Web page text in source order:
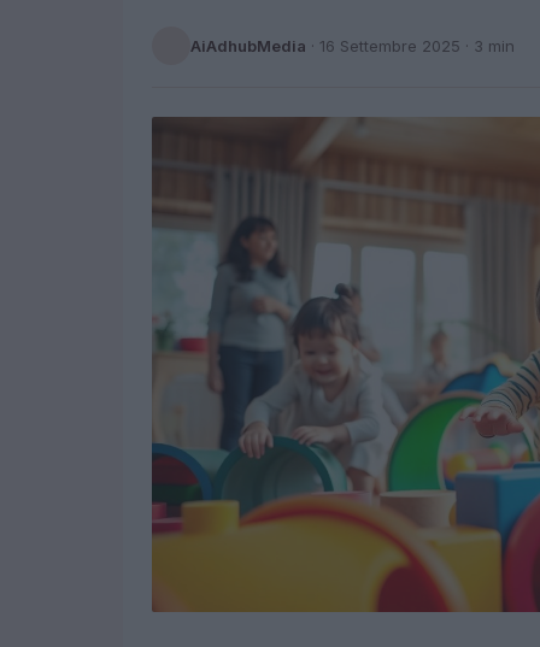
AiAdhubMedia · 16 Settembre 2025 · 3 min